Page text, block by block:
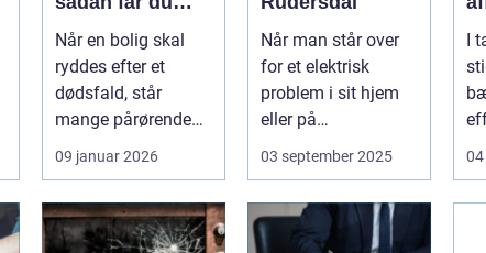
overblik og
professionel
hjælp
Når en bolig skal
ryddes efter et
dødsfald, står
mange pårørende
tilbage med en stor
praktisk opgave...
09 januar 2026
Når man står over
for et elektrisk
problem i sit hjem
eller på
arbejdspladsen, er
03 september 2025
g
I